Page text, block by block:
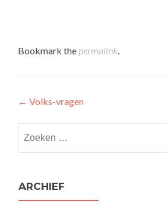
Bookmark the permalink.
Post
navigation
← Volks-vragen
naar:
ARCHIEF